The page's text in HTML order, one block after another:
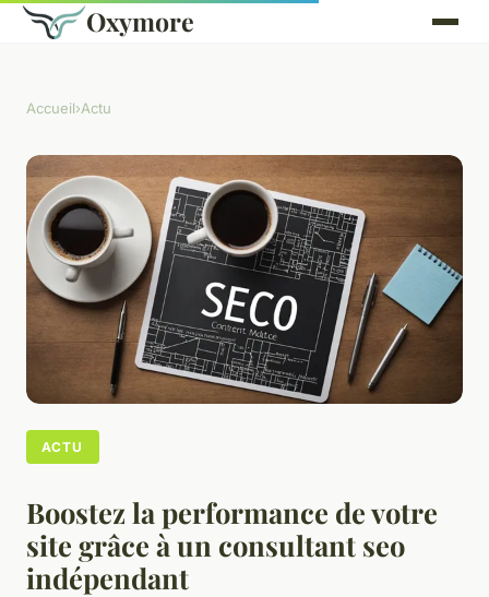
Oxymore
Accueil›Actu
ACTU
Boostez la performance de votre
site grâce à un consultant seo
indépendant